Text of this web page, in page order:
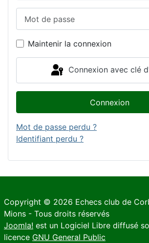
Maintenir la connexion
Connexion avec clé
Connexion
Mot de passe perdu ?
Identifiant perdu ?
Copyright © 2026 Echecs club de
Mions - Tous droits réservés
Joomla! est un Logiciel Libre diffusé
licence GNU General Public